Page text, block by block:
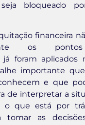
bloqueado
financeira
os
foram aplicados
importante
e que
de interpretar a
o que está por
tomar as